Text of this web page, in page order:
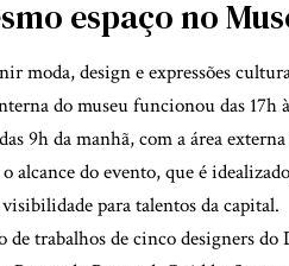
espaço no
moda, design e expressões
do museu funcionou das 17h
9h da manhã, com a área
alcance do evento, que é
para talentos da capital.
de trabalhos de cinco designers